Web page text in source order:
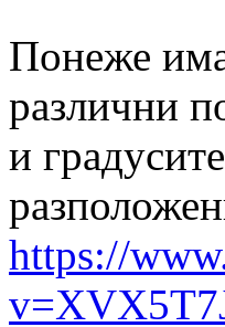
Понеже
различни
и
https://